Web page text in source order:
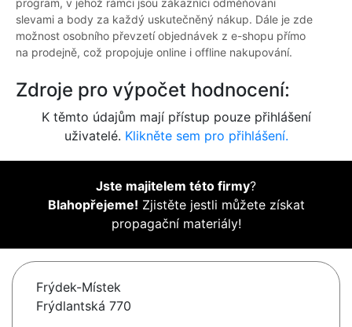
program, v jehož rámci jsou zákazníci odměňováni
slevami a body za každý uskutečněný nákup. Dále je zde
možnost osobního převzetí objednávek z e-shopu přímo
na prodejně, což propojuje online i offline nakupování.
Zdroje pro výpočet hodnocení:
K těmto údajům mají přístup pouze přihlášení
uživatelé. Klikněte sem pro přihlášení.
Jste majitelem této firmy?
Blahopřejeme! Zjistěte jestli můžete získat
propagační materiály!
Frýdek-Místek
Frýdlantská 770